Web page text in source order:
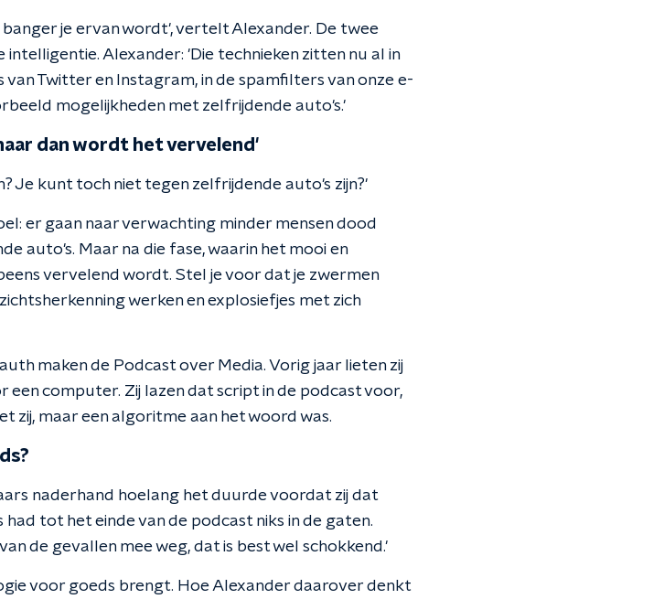
je ervan wordt', vertelt Alexander. De twee
Alexander: 'Die technieken zitten nu al in
Twitter en Instagram, in de spamfilters van onze e-
mogelijkheden met zelfrijdende auto's.'
dan wordt het vervelend'
Je kunt toch niet tegen zelfrijdende auto's zijn?'
er gaan naar verwachting minder mensen dood
auto's. Maar na die fase, waarin het mooi en
vervelend wordt. Stel je voor dat je zwermen
werken en explosiefjes met zich
maken de Podcast over Media. Vorig jaar lieten zij
een computer. Zij lazen dat script in de podcast voor,
zij, maar een algoritme aan het woord was.
naderhand hoelang het duurde voordat zij dat
tot het einde van de podcast niks in de gaten.
de gevallen mee weg, dat is best wel schokkend.'
voor goeds brengt. Hoe Alexander daarover denkt